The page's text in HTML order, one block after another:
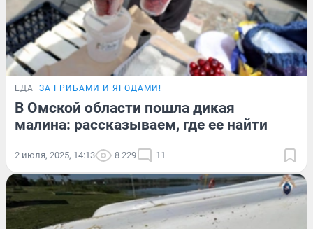
ЕДА ЗА ГРИБАМИ И ЯГОДАМИ!
В Омской области пошла дикая
малина: рассказываем, где ее найти
2 июля, 2025, 14:13 8 229 11